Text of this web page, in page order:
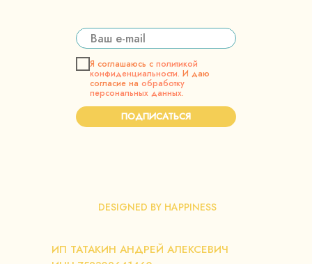
ИП ТАТАКИН АНДРЕЙ АЛЕКСЕВИЧ
Я соглашаюсь с политикой
конфиденциальности. И даю
согласие на обработку
персональных данных.
ПОДПИСАТЬСЯ
DESIGNED BY HAPPINESS